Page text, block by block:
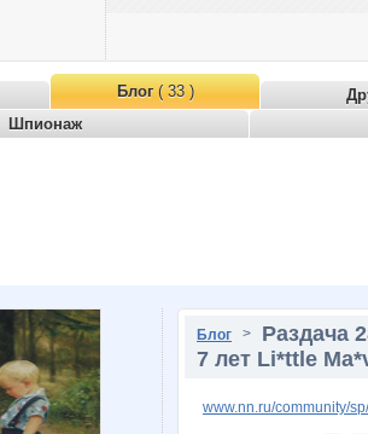
Блог( 33 )
Шпионаж
Блог > Раздача
7 лет Li*ttle
www.nn.ru/community/